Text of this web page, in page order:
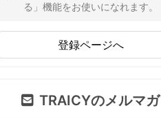
る」機能をお使いになれます。
登録ページへ
TRAICYのメルマガ